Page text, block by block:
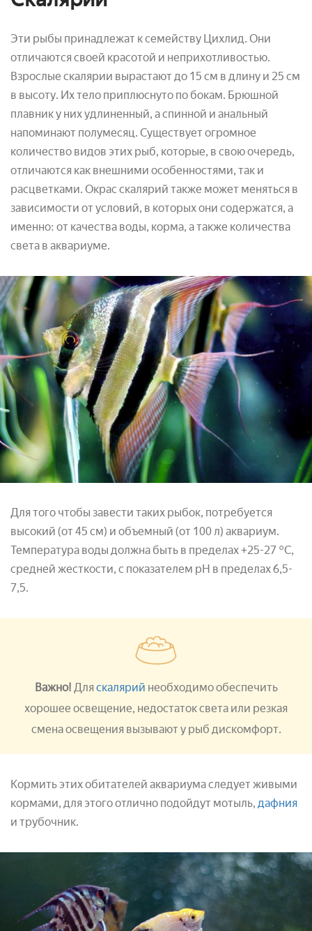
Эти рыбы принадлежат к семейству Цихлид. Они
отличаются своей красотой и неприхотливостью.
Взрослые скалярии вырастают до 15 см в длину и 25 см
в высоту. Их тело приплюснуто по бокам. Брюшной
плавник у них удлиненный, а спинной и анальный
напоминают полумесяц. Существует огромное
количество видов этих рыб, которые, в свою очередь,
отличаются как внешними особенностями, так и
расцветками. Окрас скалярий также может меняться в
зависимости от условий, в которых они содержатся, а
именно: от качества воды, корма, а также количества
света в аквариуме.
Для того чтобы завести таких рыбок, потребуется
высокий (от 45 см) и объемный (от 100 л) аквариум.
Температура воды должна быть в пределах +25-27 °С,
средней жесткости, с показателем pH в пределах 6,5-
7,5.
Важно! Для скалярий необходимо обеспечить
хорошее освещение, недостаток света или резкая
смена освещения вызывают у рыб дискомфорт.
Кормить этих обитателей аквариума следует живыми
кормами, для этого отлично подойдут мотыль, дафния
и трубочник.